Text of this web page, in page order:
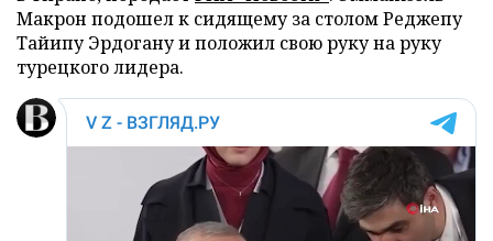
Макрон подошел к сидящему за столом Реджепу
Тайипу Эрдогану и положил свою руку на руку
турецкого лидера.